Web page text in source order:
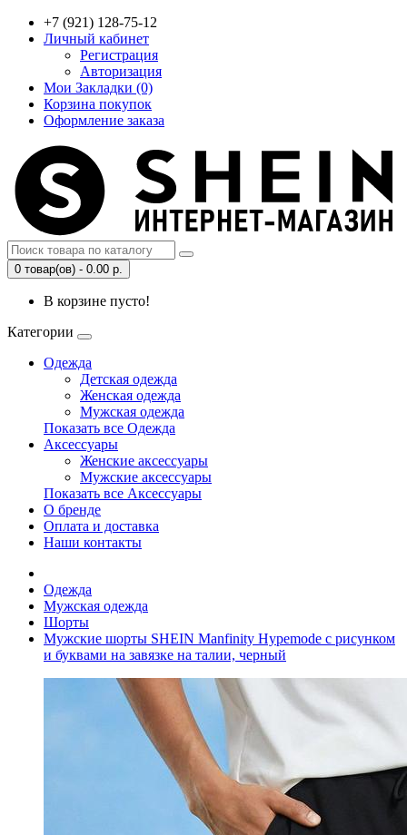
+7 (921) 128-75-12
Личный кабинет
Регистрация
Авторизация
Мои Закладки (0)
Корзина покупок
Оформление заказа
0 товар(ов) - 0.00 р.
В корзине пусто!
Категории
Одежда
Детская одежда
Женская одежда
Мужская одежда
Показать все Одежда
Аксессуары
Женские аксессуары
Мужские аксессуары
Показать все Аксессуары
О бренде
Оплата и доставка
Наши контакты
Одежда
Мужская одежда
Шорты
Мужские шорты SHEIN Manfinity Hypemode с рисунком
и буквами на завязке на талии, черный